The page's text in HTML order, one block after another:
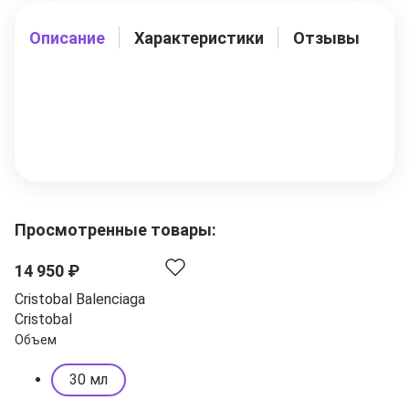
Описание Характеристики Отзывы
Просмотренные товары:
14 950 ₽
Cristobal Balenciaga
Cristobal
Объем
30 мл